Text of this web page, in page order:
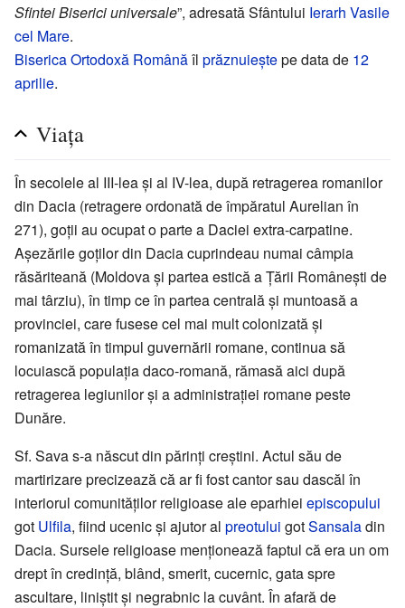
Sfintei Biserici universale”, adresată Sfântului Ierarh Vasile
cel Mare.
Biserica Ortodoxă Românăîl prăznuieștepe data de 12
aprilie.
Viața
În secolele al III-lea și al IV-lea, după retragerea romanilor
din Dacia (retragere ordonată de împăratul Aurelian în
271), goții au ocupat o parte a Daciei extra-carpatine.
Așezările goților din Dacia cuprindeau numai câmpia
răsăriteană (Moldova și partea estică a Țării Românești de
mai târziu), în timp ce în partea centrală și muntoasă a
provinciei, care fusese cel mai mult colonizată și
romanizată în timpul guvernării romane, continua să
locuiască populația daco-romană, rămasă aici după
retragerea legiunilor și a administrației romane peste
Dunăre.
Sf. Sava s-a născut din părinți creștini. Actul său de
martirizare precizează că ar fi fost cantor sau dascăl în
interiorul comunităților religioase ale eparhiei episcopului
got Ulfila, fiind ucenic și ajutor al preotului gotSansaladin
Dacia. Sursele religioase menționează faptul că era un om
drept în credință, blând, smerit, cucernic, gata spre
ascultare, liniștit și negrabnic la cuvânt. În afară de